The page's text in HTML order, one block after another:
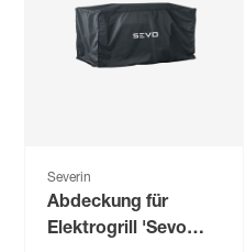
Severin
Abdeckung für
Elektrogrill 'Sevo